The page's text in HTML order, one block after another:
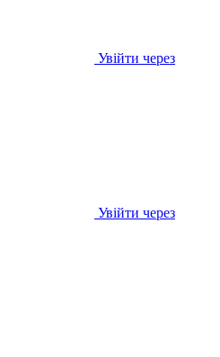
Увійти через
Увійти через